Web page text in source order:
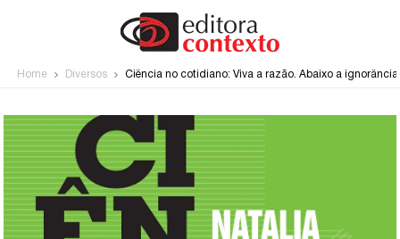
Home Diversos Ciência no cotidiano: Viva a razão. Abaixo a ignorância!